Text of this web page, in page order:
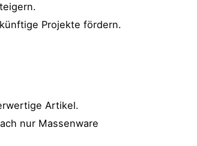
Projekte fördern.
Artikel.
nur Massenware